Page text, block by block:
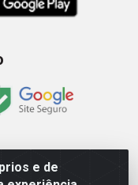
e de
Queiróz, 274